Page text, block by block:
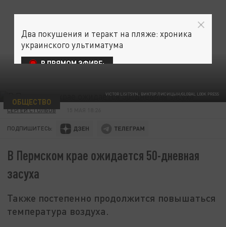
VICTOR LISITSYN, ВИКТОР ЛИСИЦЫН/GLOBAL LOOK PRESS
ОБЩЕСТВО
СЕРГЕЙ СТОЛБОВ
ПОДПИШИТЕСЬ:
В Пермском крае ожидается 50-дневная
засуха
Также постепенно продолжится повышаться
температура воздуха.
Два покушения и теракт на пляже: хроника
украинского ультиматума
В ПРЯМОМ ЭФИРЕ: